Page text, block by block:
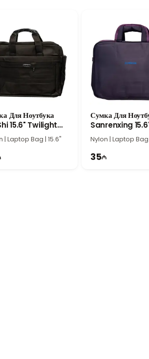
позволяет удобно размещать ноутбук и легко
транспортировке. Качественные материалы
ноутбуков, которым важны удобство,
эту сумку отличным выбором для офиса,
Для Ноутбука
15.6" Twilight
| Laptop Bag | 15.6"
Сумка Для
Sanrenxing
Italian Grape
Nylon | Laptop Bag
35